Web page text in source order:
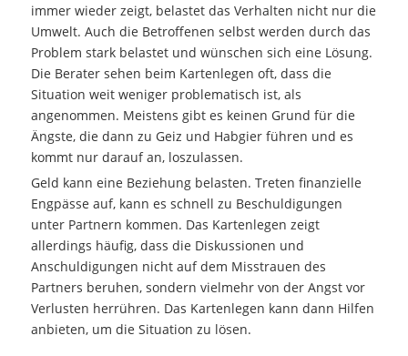
immer wieder zeigt, belastet das Verhalten nicht nur die
Umwelt. Auch die Betroffenen selbst werden durch das
Problem stark belastet und wünschen sich eine Lösung.
Die Berater sehen beim Kartenlegen oft, dass die
Situation weit weniger problematisch ist, als
angenommen. Meistens gibt es keinen Grund für die
Ängste, die dann zu Geiz und Habgier führen und es
kommt nur darauf an, loszulassen.
Geld kann eine Beziehung belasten. Treten finanzielle
Engpässe auf, kann es schnell zu Beschuldigungen
unter Partnern kommen. Das Kartenlegen zeigt
allerdings häufig, dass die Diskussionen und
Anschuldigungen nicht auf dem Misstrauen des
Partners beruhen, sondern vielmehr von der Angst vor
Verlusten herrühren. Das Kartenlegen kann dann Hilfen
anbieten, um die Situation zu lösen.